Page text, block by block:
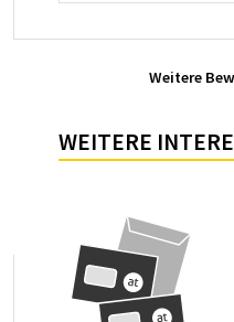
Weitere
WEITERE